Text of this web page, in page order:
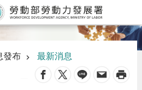
發布 最新消息